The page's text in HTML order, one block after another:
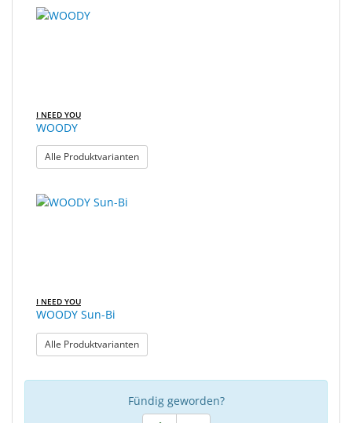
I NEED YOU
WOODY
Alle Produktvarianten: WOODY
I NEED YOU
WOODY Sun-Bi
Alle Produktvarianten: WOODY Sun-Bi
Fündig geworden?